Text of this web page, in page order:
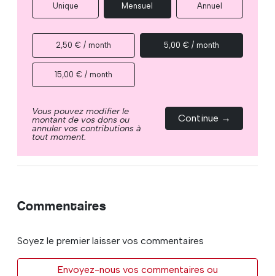
Unique Mensuel Annuel
2,50 € / month 5,00 € / month
15,00 € / month
Vous pouvez modifier le
montant de vos dons ou
annuler vos contributions à
tout moment.
Continue →
Commentaires
Soyez le premier laisser vos commentaires
Envoyez-nous vos commentaires ou